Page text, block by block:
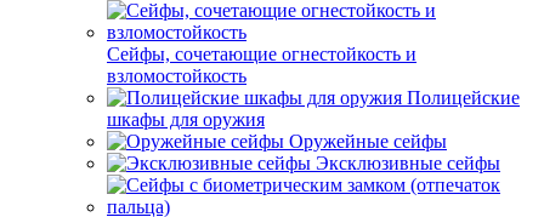
Сейфы, сочетающие огнестойкость и
взломостойкость
Полицейские
шкафы для оружия
Оружейные сейфы
Эксклюзивные сейфы